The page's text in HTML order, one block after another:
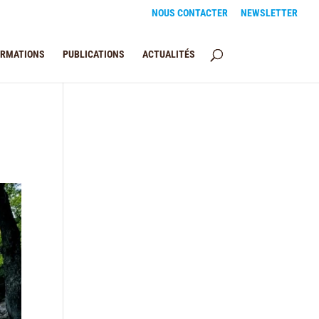
NOUS CONTACTER NEWSLETTER
PUBLICATIONS ACTUALITÉS